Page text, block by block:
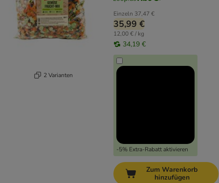
2 Varianten
Einzeln 37,47 €
35,99 €
12,00 € / kg
34,19 €
-5% Extra-Rabatt aktivieren
Zum Warenkorb
hinzufügen